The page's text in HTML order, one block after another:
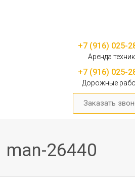
+7 (916) 025-
Аренда
+7 (916) 025-
Дорожные
Заказать
man-26440